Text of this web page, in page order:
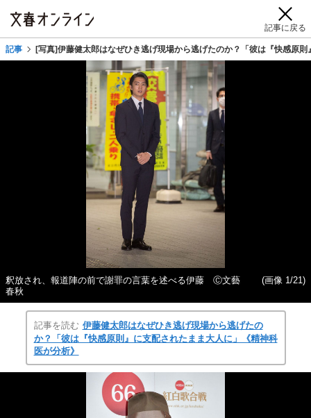
記事に戻る
記事 [写真]伊藤健太郎はなぜひき逃げ現場から逃げたのか？「彼は『快感原
釈放され、報道陣の前で謝罪の言葉を述べる伊藤 Ⓒ文藝
春秋
(画像 1/21)
記事を読む 伊藤健太郎はなぜひき逃げ現場から逃げたの
か？「彼は『快感原則』に支配されたまま大人に」《精神科
医が分析》